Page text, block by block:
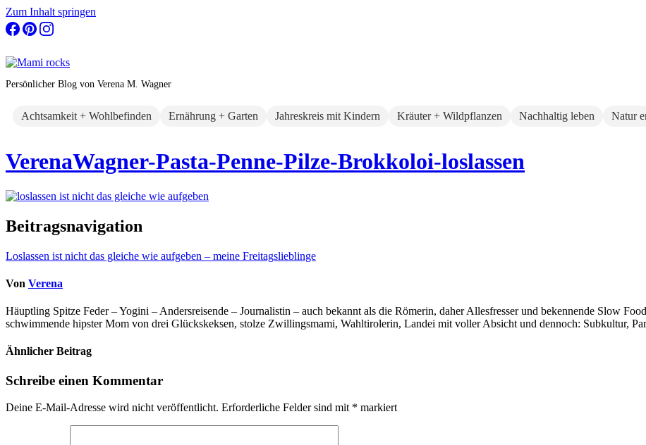
Zum Inhalt springen
Persönlicher Blog von Verena M. Wagner
Achtsamkeit + Wohlbefinden Ernährung + Garten Jahreskreis mit Kindern Kräuter + Wildpflanzen Nachhaltig leben Natur
VerenaWagner-Pasta-Penne-Pilze-Brokkoloi-loslassen
Beitragsnavigation
Loslassen ist nicht das gleiche wie aufgeben – meine Freitagslieblinge
Von Verena
Häuptling Spitze Feder – Yogini – Andersreisende – Journalistin – auch bekannt als die Römerin, daher Allesfresser und bekennende Slow
schwimmende hipster Mom von drei Glückskeksen, stolze Zwillingsmami, Wahltirolerin, Landei mit voller Absicht und dennoch: Subkultur,
Ähnlicher Beitrag
Schreibe einen Kommentar
Deine E-Mail-Adresse wird nicht veröffentlicht. Erforderliche Felder sind mit * markiert